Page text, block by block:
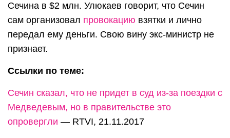
Сечина в $2 млн. Улюкаев говорит, что Сечин
сам организовал провокацию взятки и лично
передал ему деньги. Свою вину экс-министр не
признает.
Ссылки по теме:
Сечин сказал, что не придет в суд из-за поездки с
Медведевым, но в правительстве это
опровергли — RTVI, 21.11.2017